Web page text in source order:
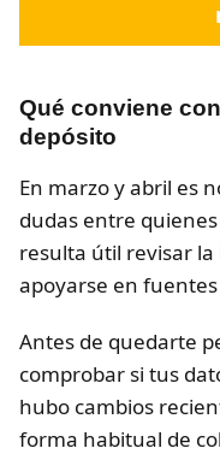
Qué conviene
depósito
En marzo y abril es
dudas entre
resulta útil revisar
apoyarse en
Antes de quedarte
comprobar si tus
hubo cambios
forma habitual de